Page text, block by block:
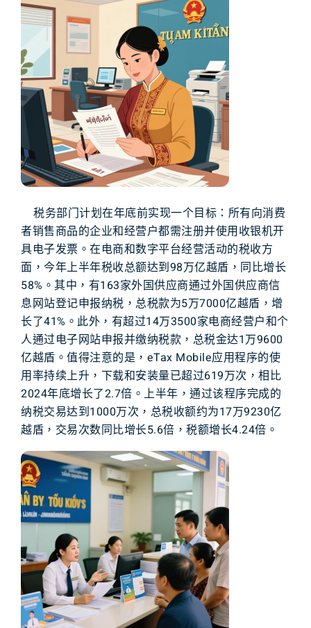
税务部门计划在年底前实现一个目标：所有向消费
者销售商品的企业和经营户都需注册并使用收银机开
具电子发票。在电商和数字平台经营活动的税收方
面，今年上半年税收总额达到98万亿越盾，同比增长
58%。其中，有163家外国供应商通过外国供应商信
息网站登记申报纳税，总税款为5万7000亿越盾，增
长了41%。此外，有超过14万3500家电商经营户和个
人通过电子网站申报并缴纳税款，总税金达1万9600
亿越盾。值得注意的是，eTax Mobile应用程序的使
用率持续上升，下载和安装量已超过619万次，相比
2024年底增长了2.7倍。上半年，通过该程序完成的
纳税交易达到1000万次，总税收额约为17万9230亿
越盾，交易次数同比增长5.6倍，税额增长4.24倍。